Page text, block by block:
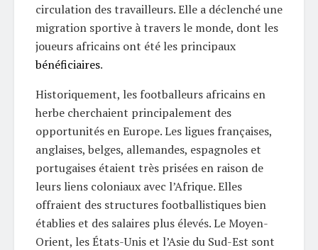
circulation des travailleurs. Elle a déclenché une
migration sportive à travers le monde, dont les
joueurs africains ont été les principaux
bénéficiaires.
Historiquement, les footballeurs africains en
herbe cherchaient principalement des
opportunités en Europe. Les ligues françaises,
anglaises, belges, allemandes, espagnoles et
portugaises étaient très prisées en raison de
leurs liens coloniaux avec l’Afrique. Elles
offraient des structures footballistiques bien
établies et des salaires plus élevés. Le Moyen-
Orient, les États-Unis et l’Asie du Sud-Est sont